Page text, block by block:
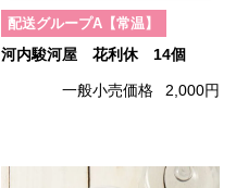
配送グループA【常温】
河内駿河屋 花利休 14個
一般小売価格 2,000円